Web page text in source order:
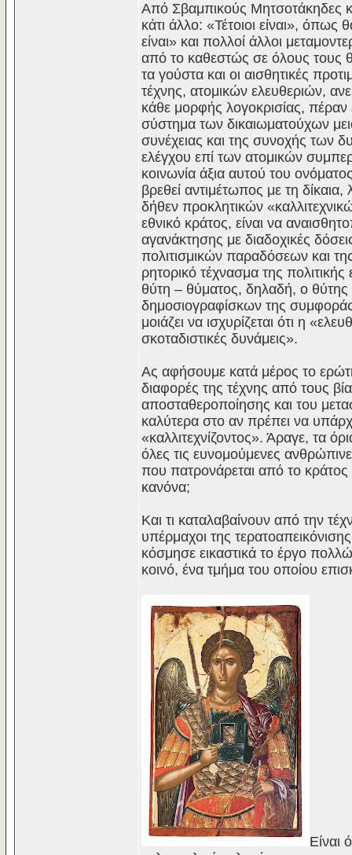
Από Σβαμπικούς Μητσοτάκηδες
κάτι άλλο: «Τέτοιοι είναι»,
είναι» και πολλοί άλλοι
από το καθεστώς σε όλους τους
τα γούστα και οι αισθητικές
τέχνης, ατομικών ελευθεριών,
κάθε μορφής λογοκρισίας, πέραν
σύστημα των δικαιωματούχων
συνέχειας και της συνοχής των
ελέγχου επί των ατομικών
κοινωνία άξια αυτού του
βρεθεί αντιμέτωπος με τη
δήθεν προκλητικών
εθνικό κράτος, είναι να
αγανάκτησης με διαδοχικές
πολιτισμικών παραδόσεων και
ρητορικό τέχνασμα της
θύτη – θύματος, δηλαδή, ο
δημοσιογραφίσκων της
μοιάζει να ισχυρίζεται ότι η
σκοταδιστικές δυνάμεις».
Ας αφήσουμε κατά μέρος το
διαφορές της τέχνης από τους
αποσταθεροποίησης και του
καλύτερα στο αν πρέπει να
«καλλιτεχνίζοντος». Άραγε, τα
όλες τις ευνομούμενες
που πατρονάρεται από το κράτος
κανόνα;
Και τι καταλαβαίνουν από την
υπέρμαχοι της
κόσμησε εικαστικά το έργο
κοινό, ένα τμήμα του οποίου
Είναι